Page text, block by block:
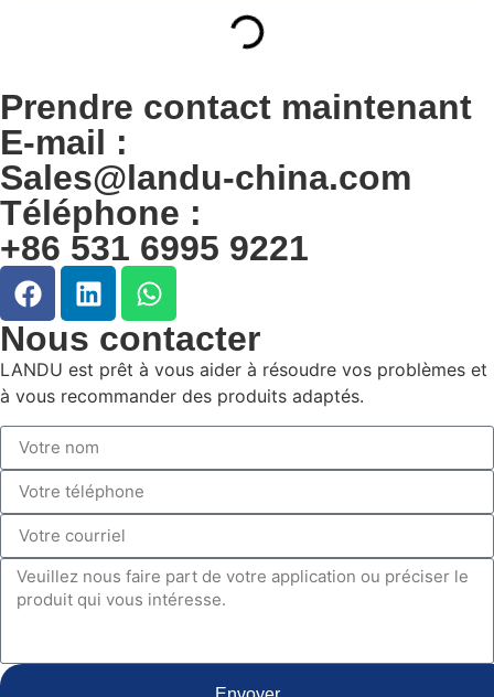
Prendre contact maintenant
E-mail :
Sales@landu-china.com
Téléphone :
+86 531 6995 9221
Nous contacter
LANDU est prêt à vous aider à résoudre vos problèmes et
à vous recommander des produits adaptés.